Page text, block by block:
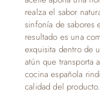
realza el sabor
sinfonía de sabores
resultado es una
exquisita dentro de
atún que transporta
cocina española
calidad del producto.